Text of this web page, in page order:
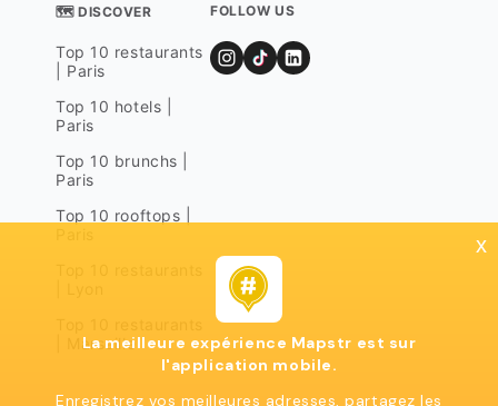
🗺 DISCOVER
Top 10 restaurants
| Paris
Top 10 hotels |
Paris
Top 10 brunchs |
Paris
Top 10 rooftops |
| Marseille
FOLLOW US
x
La meilleure expérience Mapstr est sur
l'application mobile.
Enregistrez vos meilleures adresses, partagez les